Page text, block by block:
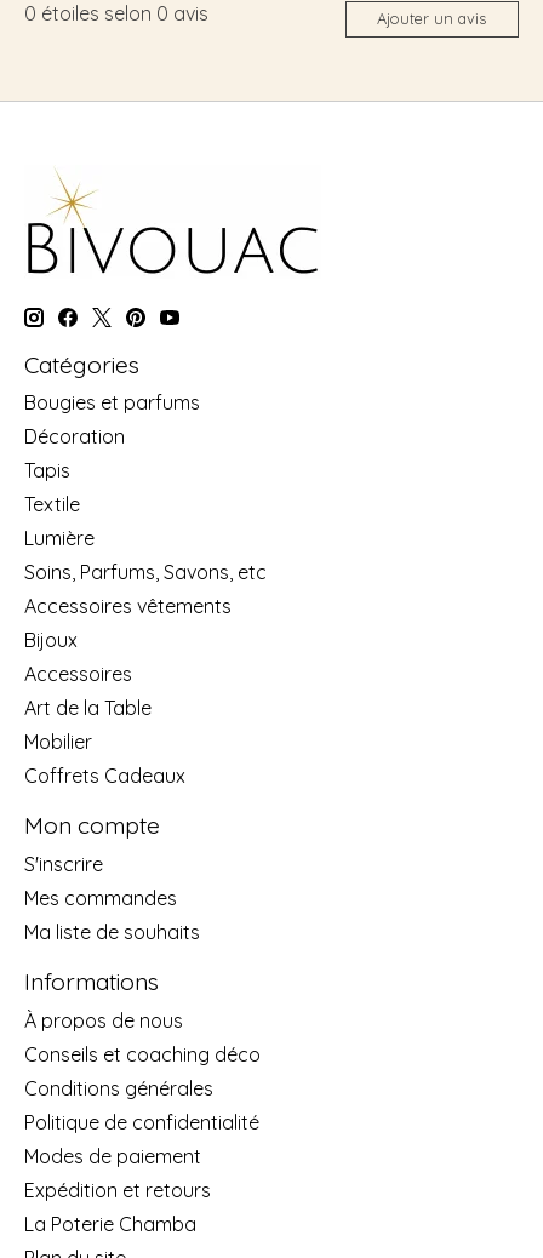
0 étoiles selon 0 avis Ajouter un avis
Catégories
Bougies et parfums
Décoration
Tapis
Textile
Lumière
Soins, Parfums, Savons, etc
Accessoires vêtements
Bijoux
Accessoires
Art de la Table
Mobilier
Coffrets Cadeaux
Mon compte
S'inscrire
Mes commandes
Ma liste de souhaits
Informations
À propos de nous
Conseils et coaching déco
Conditions générales
Politique de confidentialité
Modes de paiement
Expédition et retours
La Poterie Chamba